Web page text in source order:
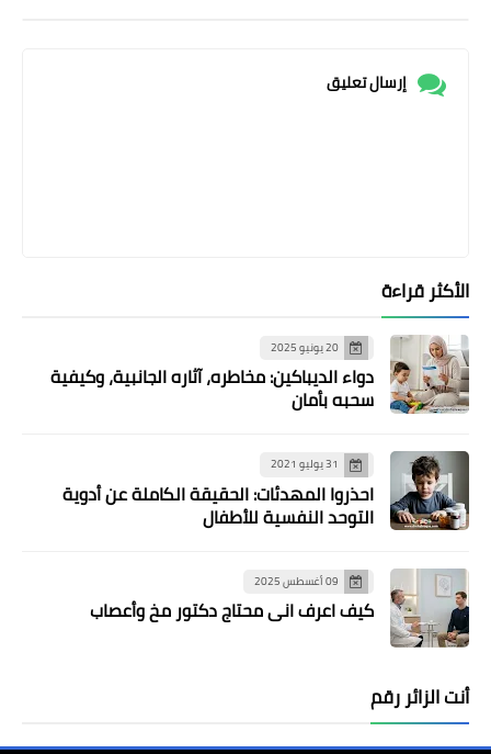
إرسال تعليق
الأكثر قراءة
20 يونيو 2025
دواء الديباكين: مخاطره، آثاره الجانبية، وكيفية
سحبه بأمان
31 يوليو 2021
احذروا المهدئات: الحقيقة الكاملة عن أدوية
التوحد النفسية للأطفال
09 أغسطس 2025
كيف اعرف اني محتاج دكتور مخ وأعصاب
أنت الزائر رقم